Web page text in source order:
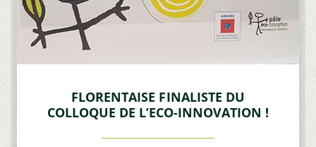
FLORENTAISE FINALISTE DU
COLLOQUE DE L’ECO-INNOVATION !